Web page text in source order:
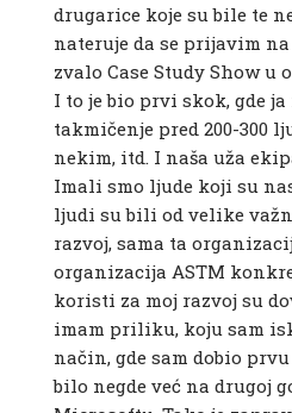
drugarice koje su bile te
nateruje da se prijavim
zvalo Case Study Show u
I to je bio prvi skok, gde
takmičenje pred 200-300
nekim, itd. I naša uža
Imali smo ljude koji su
ljudi su bili od velike
razvoj, sama ta
organizacija ASTM
koristi za moj razvoj su
imam priliku, koju sam
način, gde sam dobio
bilo negde već na drugoj